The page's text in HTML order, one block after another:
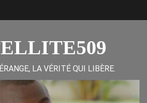
LA VÉRITÉ QUI LIBÈRE.